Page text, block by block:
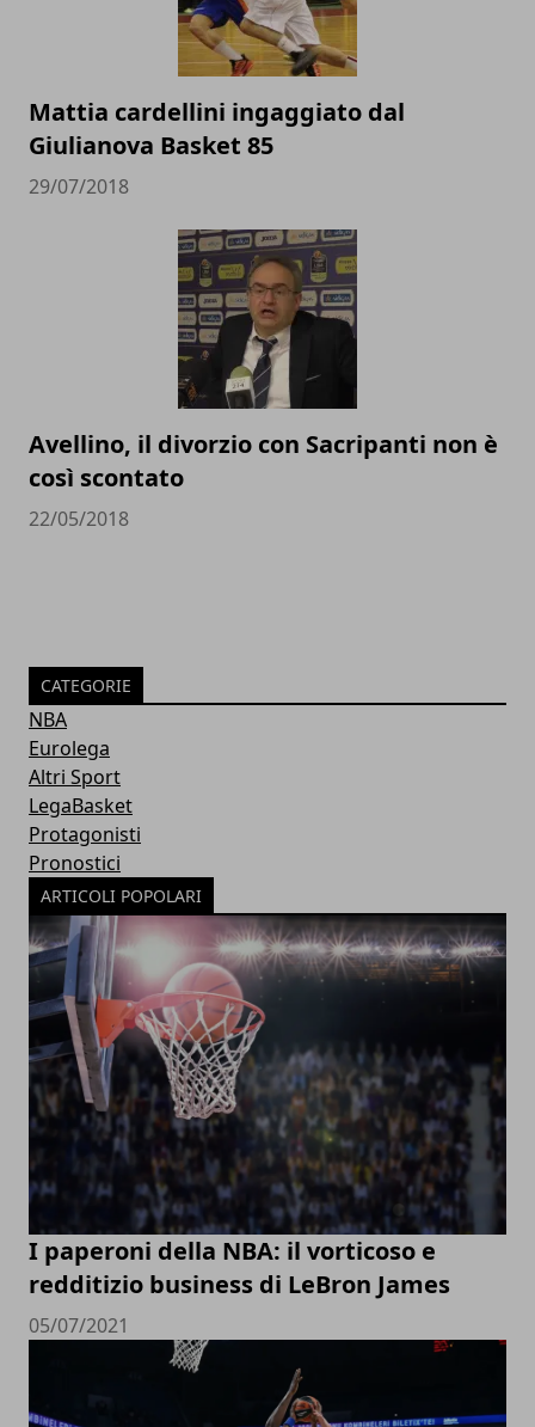
Mattia cardellini ingaggiato dal
Giulianova Basket 85
29/07/2018
Avellino, il divorzio con Sacripanti non è
così scontato
22/05/2018
CATEGORIE
NBA
Eurolega
Altri Sport
LegaBasket
Protagonisti
Pronostici
ARTICOLI POPOLARI
I paperoni della NBA: il vorticoso e
redditizio business di LeBron James
05/07/2021